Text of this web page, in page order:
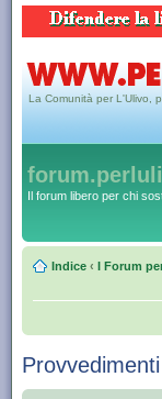
La Comunità per L'Ulivo,
Il forum libero per chi
Indice ‹ I Forum